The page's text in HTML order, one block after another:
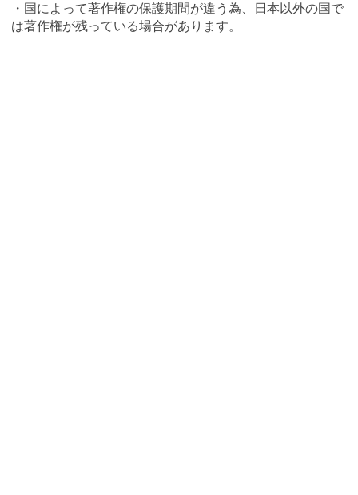
・国によって著作権の保護期間が違う為、日本以外の国で
は著作権が残っている場合があります。